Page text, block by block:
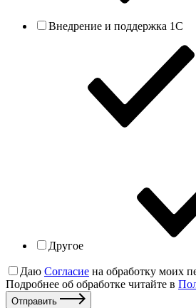
Внедрение и поддержка 1С
Другое
Даю Согласие на обработку моих
Подробнее об обработке читайте в
Отправить